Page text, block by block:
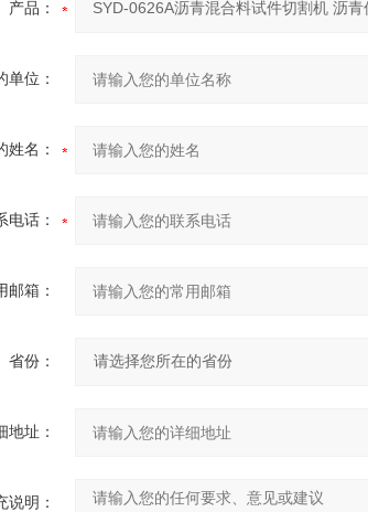
产品：
单位：
姓名：
电话：
邮箱：
省份：
地址：
说明：